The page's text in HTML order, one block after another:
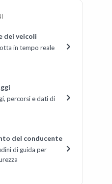
dei veicoli
in tempo reale
percorsi e dati di
del conducente
di guida per